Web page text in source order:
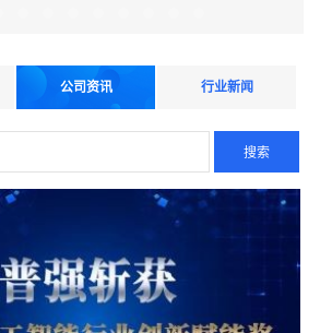
公司资讯 行业新闻